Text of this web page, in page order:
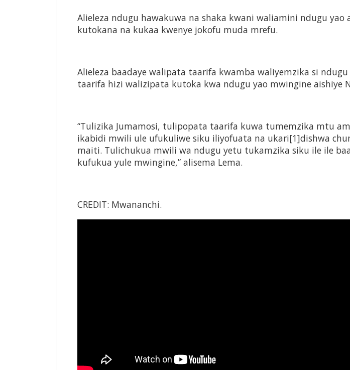
Alieleza ndugu hawakuwa na shaka kwani waliamini ndugu yao
kutokana na kukaa kwenye jokofu muda mrefu.
Alieleza baadaye walipata taarifa kwamba waliyemzika si ndugu
taarifa hizi walizipata kutoka kwa ndugu yao mwingine aishiye
“Tulizika Jumamosi, tulipopata taarifa kuwa tumemzika mtu
ikabidi mwili ule ufukuliwe siku iliyofuata na ukari[1]dishwa
maiti. Tulichukua mwili wa ndugu yetu tukamzika siku ile ile
kufukua yule mwingine,” alisema Lema.
CREDIT: Mwananchi.